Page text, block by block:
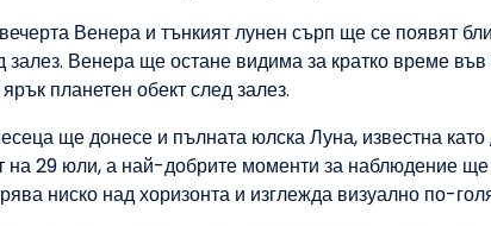
Венера и тънкият лунен сърп ще се появят
залез. Венера ще остане видима за кратко време
планетен обект след залез.
ще донесе и пълната юлска Луна, известна
на 29 юли, а най-добрите моменти за наблюдение
ниско над хоризонта и изглежда визуално по-